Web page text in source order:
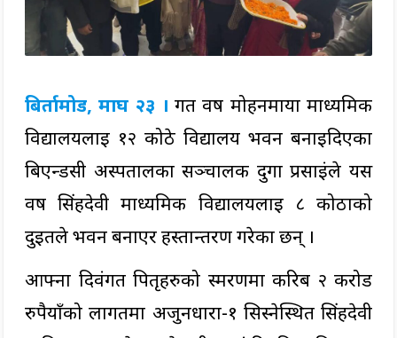
बिर्तामोड, माघ २३ । गत वर्ष मोहनमाया माध्यमिक
विद्यालयलाई १२ कोठे विद्यालय भवन बनाइदिएका
बिएन्डसी अस्पतालका सञ्चालक दुर्गा प्रसाईंले यस
वर्ष सिंहदेवी माध्यमिक विद्यालयलाई ८ कोठाको
दुईतले भवन बनाएर हस्तान्तरण गरेका छन् ।
आफ्ना दिवंगत पितृहरुको स्मरणमा करिब २ करोड
रुपैयाँको लागतमा अर्जुनधारा-१ सिस्नेस्थित सिंहदेवी